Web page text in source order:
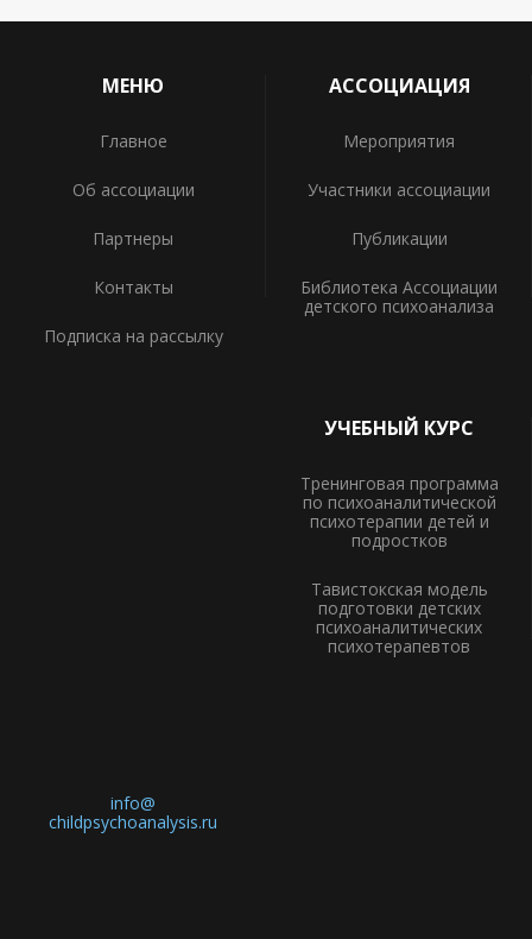
МЕНЮ
Главное
Об ассоциации
Партнеры
Контакты
Подписка на рассылку
АССОЦИАЦИЯ
Мероприятия
Участники ассоциации
Публикации
Библиотека Ассоциации
детского психоанализа
УЧЕБНЫЙ КУРС
Тренинговая программа
по психоаналитической
психотерапии детей и
подростков
Тавистокская модель
подготовки детских
психоаналитических
психотерапевтов
info@
childpsychoanalysis.ru